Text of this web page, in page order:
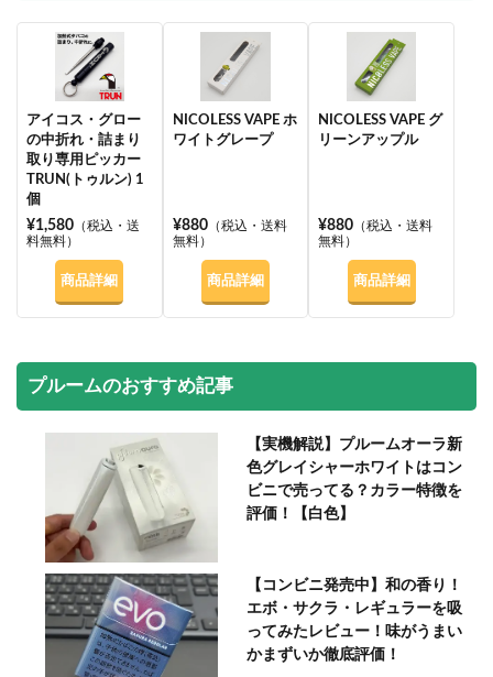
アイコス・グロー
の中折れ・詰まり
取り専用ピッカー
TRUN(トゥルン) 1
個
¥1,580 （税込・送
料無料）
商品詳細
NICOLESS VAPE ホ
ワイトグレープ
¥880（税込・送料
無料）
商品詳細
NICOLESS VAPE グ
リーンアップル
¥880 （税込・送料
無料）
商品詳細
プルームのおすすめ記事
【実機解説】プルームオーラ新
色グレイシャーホワイトはコン
ビニで売ってる？カラー特徴を
評価！【白色】
【コンビニ発売中】和の香り！
エボ・サクラ・レギュラーを吸
ってみたレビュー！味がうまい
かまずいか徹底評価！